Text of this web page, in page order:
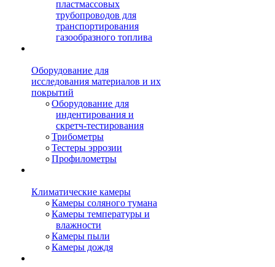
пластмассовых
трубопроводов для
транспортирования
газообразного топлива
Оборудование для
исследования материалов и их
покрытий
Оборудование для
индентирования и
скретч-тестирования
Трибометры
Тестеры эррозии
Профилометры
Климатические камеры
Камеры соляного тумана
Камеры температуры и
влажности
Камеры пыли
Камеры дождя